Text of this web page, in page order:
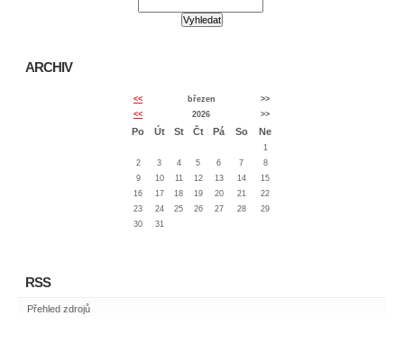
ARCHIV
<< březen
>>
<<
2026 >>
Po Út St Čt Pá So Ne
1
2
3 4 5 6 7
8
9
10 11 12 13 14
15
16
17 18 19 20 21
22
23
24 25 26 27 28
29
30
31
RSS
Přehled zdrojů